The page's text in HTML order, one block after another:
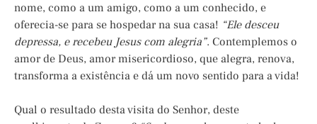
nome, como a um amigo, como a um conhecido, e
oferecia-se para se hospedar na sua casa! “Ele desceu
depressa, e recebeu Jesus com alegria”. Contemplemos o
amor de Deus, amor misericordioso, que alegra, renova,
transforma a existência e dá um novo sentido para a vida!
Qual o resultado desta visita do Senhor, deste